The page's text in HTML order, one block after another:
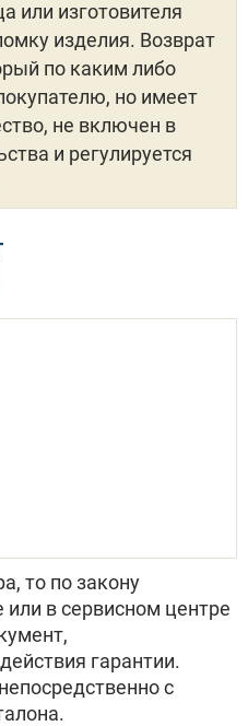
или изготовителя
изделия. Возврат
по каким либо
но имеет
не включен в
и регулируется
то по закону
или в сервисном центре
гарантии.
с